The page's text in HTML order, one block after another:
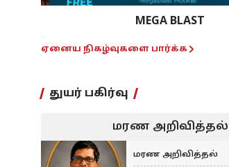
MEGA BLAST
ஏனைய நிகழ்வுகளை பார்க்க
துயர் பகிர்வு
மரண அறிவித்தல்
மரண அறிவித்தல்